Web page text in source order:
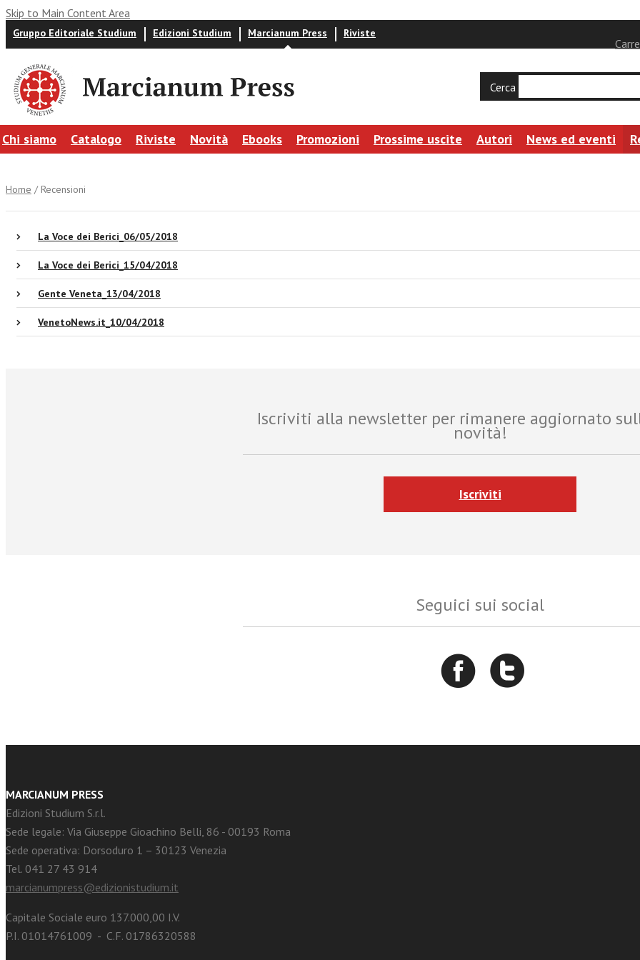
Skip to Main Content Area
Gruppo Editoriale Studium Edizioni Studium Marcianum Press Riviste
Cerca
Chi siamo Catalogo Riviste Novità Ebooks Promozioni Prossime uscite Autori News ed eventi
Home / Recensioni
La Voce dei Berici_06/05/2018
La Voce dei Berici_15/04/2018
Gente Veneta_13/04/2018
VenetoNews.it_10/04/2018
Iscriviti alla newsletter per rimanere aggiornato
novità!
Iscriviti
Seguici sui social
MARCIANUM PRESS
Edizioni Studium S.r.l.
Sede legale: Via Giuseppe Gioachino Belli, 86 - 00193 Roma
Sede operativa: Dorsoduro 1 – 30123 Venezia
Tel. 041 27 43 914
marcianumpress@edizionistudium.it
Capitale Sociale euro 137.000,00 I.V.
P.I. 01014761009 - C.F. 01786320588